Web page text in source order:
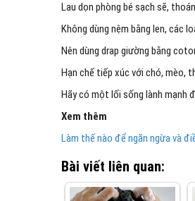
Lau dọn phòng bé sạch sẽ,
Không dùng nệm bằng len, các
Nên dùng drap giường bằng
Hạn chế tiếp xúc với chó, mèo,
Hãy có một lối sống lành mạnh
Xem thêm
Làm thế nào để ngăn ngừa và
Bài viết liên quan: